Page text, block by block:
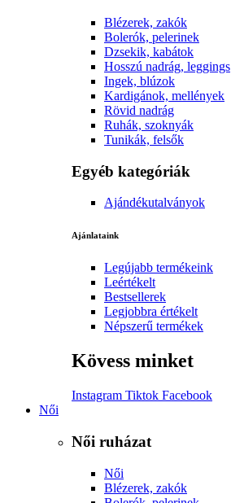
Blézerek, zakók
Bolerók, pelerinek
Dzsekik, kabátok
Hosszú nadrág, leggings
Ingek, blúzok
Kardigánok, mellények
Rövid nadrág
Ruhák, szoknyák
Tunikák, felsők
Egyéb kategóriák
Ajándékutalványok
Ajánlataink
Legújabb termékeink
Leértékelt
Bestsellerek
Legjobbra értékelt
Népszerű termékek
Kövess minket
Instagram Tiktok Facebook
Női
Női ruházat
Női
Blézerek, zakók